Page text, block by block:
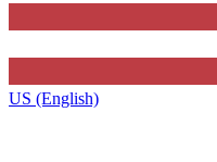
US (English)